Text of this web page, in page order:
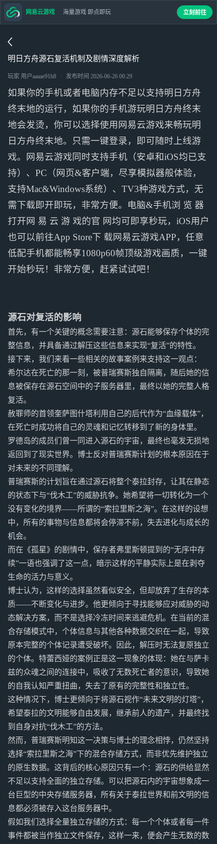
明日方舟源石复活机制及剧情深度解析
玩家 用户aaaae91h8 发布时间 2026-06-26 00:29
如果你的手机或者电脑内存不足以支持明日方舟
终末地的运行，如果你的手机游玩明日方舟终末
地会发烫，你可以选择使用网易云游戏来畅玩明
日方舟终末地。只需一键登录，即可随时上线游
戏。网易云游戏同时支持手机（安卓和iOS均已支
持）、PC（网页&客户端，尽享模拟器般体验，
支持Mac&Windows系统）、TV3种游戏方式，无
需下载即开即玩，非常方便。电脑&手机浏 览 器
打开网 易 云 游 戏的官 网均可即享秒玩，iOS用户
也可以前往App Store下 载网易云游戏APP，任意
低配手机都能畅享1080p60帧顶级游戏画质，一键
开始秒玩！非常方便，赶紧试试吧！
源石对复活的影响
首先，有一个关键的概念需要注意：源石能够保存个体的完
整信息，并具备通过解压这些信息来实现“复活”的特性。
接下来，我们来看一些相关的故事案例来支持这一观点：
希尔达在死亡的那一刻，被普瑞赛斯独自隔离，随后她的信
息被保存在源石空间中的子服务器里，最终以她的完整人格
复活。
赦罪师的首领奎萨图什塔利用自己的后代作为“血缘载体”，
在死亡时成功将自己的灵魂和记忆转移到了新的身体里。
罗德岛的成员们曾一同进入源石的宇宙，最终也毫发无损地
返回到了现实世界。博士反对普瑞赛斯计划的根本原因在于
对未来的不同理解。
普瑞赛斯的计划旨在通过源石将整个泰拉封存，让其在静态
的状态下与“伐木工”的威胁抗争。她希望将一切转化为一个
没有变化的境界——所谓的“索拉里斯之海”。在这样的设想
中，所有的事物与信息都将会停滞不前，失去进化与成长的
机会。
而在《孤星》的剧情中，保存者弗里斯顿提到的“无序中存
续”一语也强调了这一点，暗示这样的平静实际上是在剥夺
生命的活力与意义。
博士认为，这样的选择虽然看似安全，但却放弃了生存的本
质——不断变化与进步。他更倾向于寻找能够应对威胁的动
态解决方案，而不是选择冷冻时间来逃避危机。在当前的混
合存储模式中，个体信息与其他各种数据交织在一起，导致
原本完整的个体记录遭受破坏。因此，解压时无法复原独立
的个体。特蕾西娅的案例正是这一现象的体现：她在与萨卡
兹的众魂之间的连接中，吸收了无数死亡者的意识，导致她
的自我认知严重扭曲，失去了原有的完整性和独立性。
这种情况下，博士更倾向于将源石视作“未来文明的灯塔”，
希望泰拉的文明能够自由发展，继承前人的遗产，并最终找
到自身对抗“伐木工”的方法。
然而，普瑞赛斯明知这一决策与博士的理念相悖，仍然坚持
选择“索拉里斯之海”下的混合存储方式，而非优先维护独立
的原生数据。这背后的核心原因只有一个：源石的供给显然
不足以支持全面的独立存储。可以把源石内的宇宙想象成一
台巨型的中央存储服务器，所有关于泰拉世界和前文明的信
息都必须被存入这台服务器中。
假如我们选择全量独立存储的方式：每一个个体或者每一件
事件都被当作独立文件保存，这样一来，便会产生无数的数
网易云游戏 海量游戏 即点即玩 立刻前往